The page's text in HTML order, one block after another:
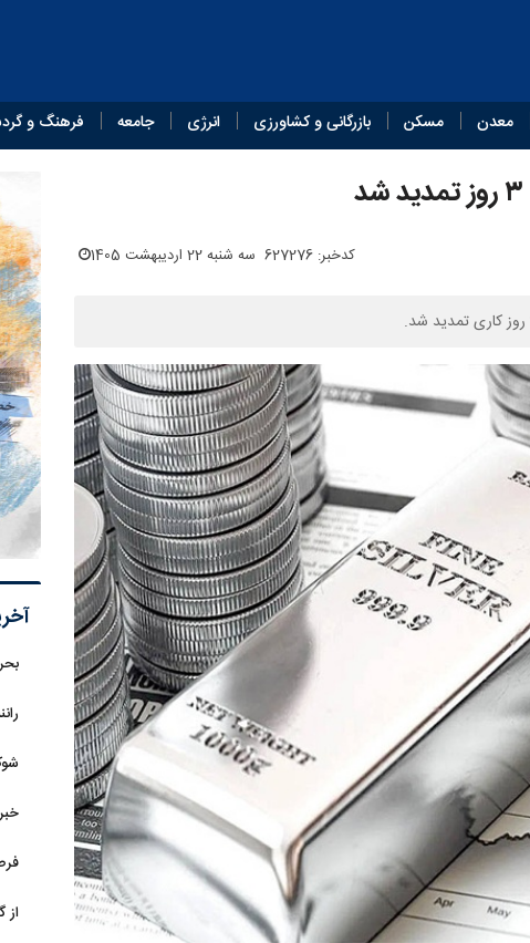
معدن مسکن بازرگانی و کشاورزی انرژی جامعه فرهنگ و
کدخبر: 627276 سه شنبه 22 اردیبهشت 1405
از گوشت ۴ هزار